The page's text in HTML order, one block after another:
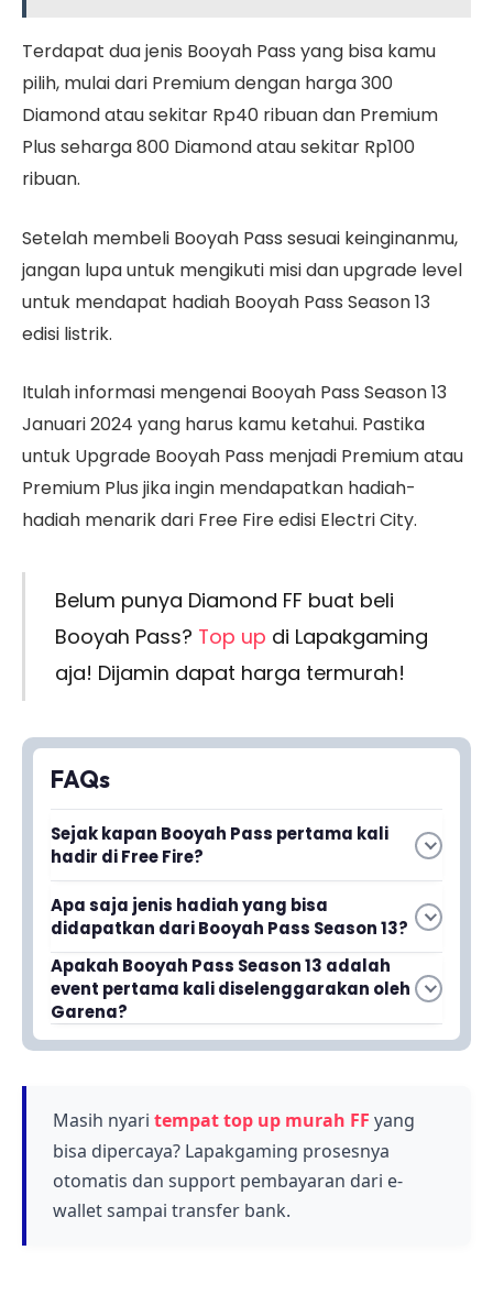
Terdapat dua jenis Booyah Pass yang bisa kamu
pilih, mulai dari Premium dengan harga 300
Diamond atau sekitar Rp40 ribuan dan Premium
Plus seharga 800 Diamond atau sekitar Rp100
ribuan.
Setelah membeli Booyah Pass sesuai keinginanmu,
jangan lupa untuk mengikuti misi dan upgrade level
untuk mendapat hadiah Booyah Pass Season 13
edisi listrik.
Itulah informasi mengenai Booyah Pass Season 13
Januari 2024 yang harus kamu ketahui. Pastika
untuk Upgrade Booyah Pass menjadi Premium atau
Premium Plus jika ingin mendapatkan hadiah-
hadiah menarik dari Free Fire edisi Electri City.
Belum punya Diamond FF buat beli
Booyah Pass? Top up di Lapakgaming
aja! Dijamin dapat harga termurah!
FAQs
Sejak kapan Booyah Pass pertama kali
hadir di Free Fire?
Booyah Pass pertama kali hadir sejak Januari
2022 lalu dan terus berkembang hingga saat ini.
Apa saja jenis hadiah yang bisa
didapatkan dari Booyah Pass Season 13?
Pemain dapat mengkoleksi berbagai hadiah
menarik seperti skin, bundle, dan senjata yang
keren di Booyah Pass Season 13.
Apakah Booyah Pass Season 13 adalah
event pertama kali diselenggarakan oleh
Garena?
Tidak, Booyah Pass Season 13 merupakan
hadiah yang berbeda setiap seasonnya.
Masih nyari tempat top up murah FF yang
bisa dipercaya? Lapakgaming prosesnya
otomatis dan support pembayaran dari e-
wallet sampai transfer bank.